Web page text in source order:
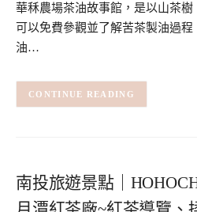
華秝農場茶油故事館，是以山茶樹
可以免費參觀並了解苦茶製油過
油…
CONTINUE READING
南投旅遊景點｜